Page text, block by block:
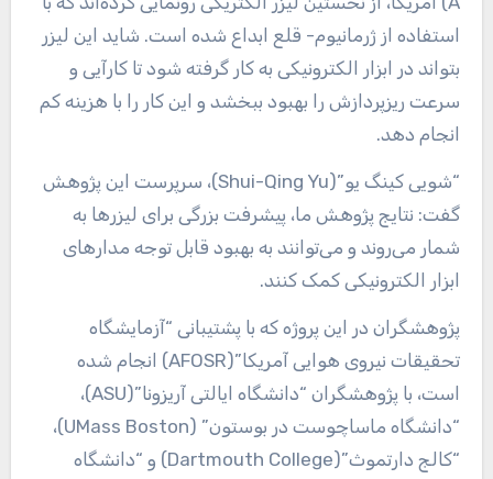
استفاده از ژرمانیوم- قلع ابداع شده است. شاید این لیزر
بتواند در ابزار الکترونیکی به کار گرفته شود تا کارآیی و
سرعت ریزپردازش را بهبود ببخشد و این کار را با هزینه کم
انجام دهد.
“شویی کینگ یو”(Shui-Qing Yu)، سرپرست این پژوهش
گفت: نتایج پژوهش ما، پیشرفت بزرگی برای لیزرها به
شمار می‌روند و می‌توانند به بهبود قابل توجه مدارهای
ابزار الکترونیکی کمک کنند.
پژوهشگران در این پروژه که با پشتیبانی “آزمایشگاه
تحقیقات نیروی هوایی آمریکا”(AFOSR) انجام شده
است، با پژوهشگران “دانشگاه ایالتی آریزونا”(ASU)،
“دانشگاه ماساچوست در بوستون” (UMass Boston)،
“کالج دارتموث”(Dartmouth College) و “دانشگاه